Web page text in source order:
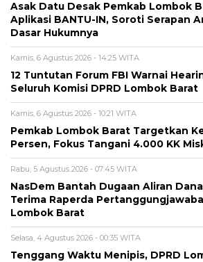
Asak Datu Desak Pemkab Lombok
Aplikasi BANTU-IN, Soroti Serapan
Dasar Hukumnya
Kamis, 6 Agustus 2026 - 14:25 WITA
12 Tuntutan Forum FBI Warnai
Seluruh Komisi DPRD Lombok Barat
Kamis, 6 Agustus 2026 - 10:21 WITA
Pemkab Lombok Barat Targetkan
Persen, Fokus Tangani 4.000 KK
Rabu, 5 Agustus 2026 - 07:45 WITA
NasDem Bantah Dugaan Aliran
Terima Raperda
Lombok Barat
Selasa, 4 Agustus 2026 - 00:35 WITA
Tenggang Waktu Menipis, DPRD